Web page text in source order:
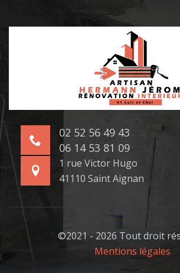
02 52 56 49 43
06 14 53 81 09
1 rue Victor Hugo
41110 Saint Aignan
©2021 - 2026 Tout droit
Mentions légales